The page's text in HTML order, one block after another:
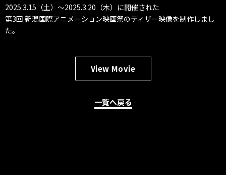
2025.3.15（土）〜2025.3.20（木）に開催された
第3回 新潟国際アニメーション映画祭のティザー映像を制作しまし
た。
View Movie
一覧へ戻る